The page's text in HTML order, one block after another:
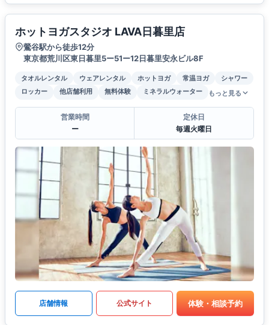
ホットヨガスタジオ LAVA日暮里店
鶯谷駅から徒歩12分
東京都荒川区東日暮里5ー51ー12日暮里安永ビル8F
タオルレンタル ウェアレンタル ホットヨガ 常温ヨガ
シャワー
ロッカー
他店舗利用 無料体験 ミネラルウォーター もっと見る
営業時間
ー
定休日
毎週火曜日
店舗情報 公式サイト 体験・相談予約